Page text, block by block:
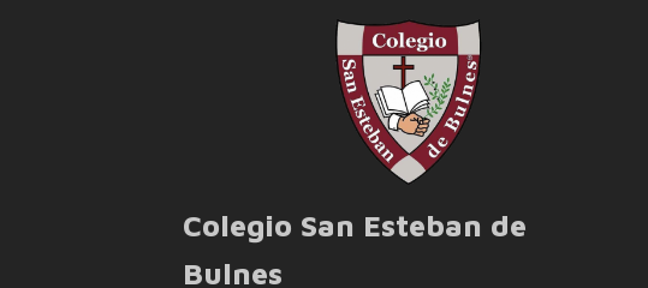
Colegio San Esteban de
Bulnes